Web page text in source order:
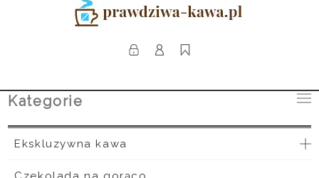
Kategorie
Ekskluzywna kawa